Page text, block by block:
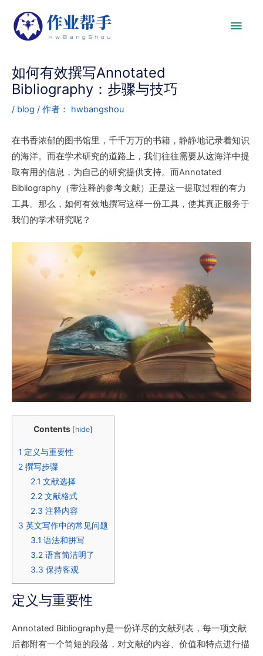
如何有效撰写Annotated
Bibliography：步骤与技巧
/ blog / 作者： hwbangshou
在书香浓郁的图书馆里，千千万万的书籍，静静地记录着知识
的海洋。而在学术研究的道路上，我们往往需要从这海洋中提
取有用的信息，为自己的研究提供支持。而Annotated
Bibliography（带注释的参考文献）正是这一提取过程的有力
工具。那么，如何有效地撰写这样一份工具，使其真正服务于
我们的学术研究呢？
Contents [hide]
1 定义与重要性
2 撰写步骤
2.1 文献选择
2.2文献格式
2.3 注释内容
3 英文写作中的常见问题
3.1 语法和拼写
3.2语言简洁明了
3.3 保持客观
定义与重要性
Annotated Bibliography是一份详尽的文献列表，每一项文献
后都附有一个简短的段落，对文献的内容、价值和特点进行描